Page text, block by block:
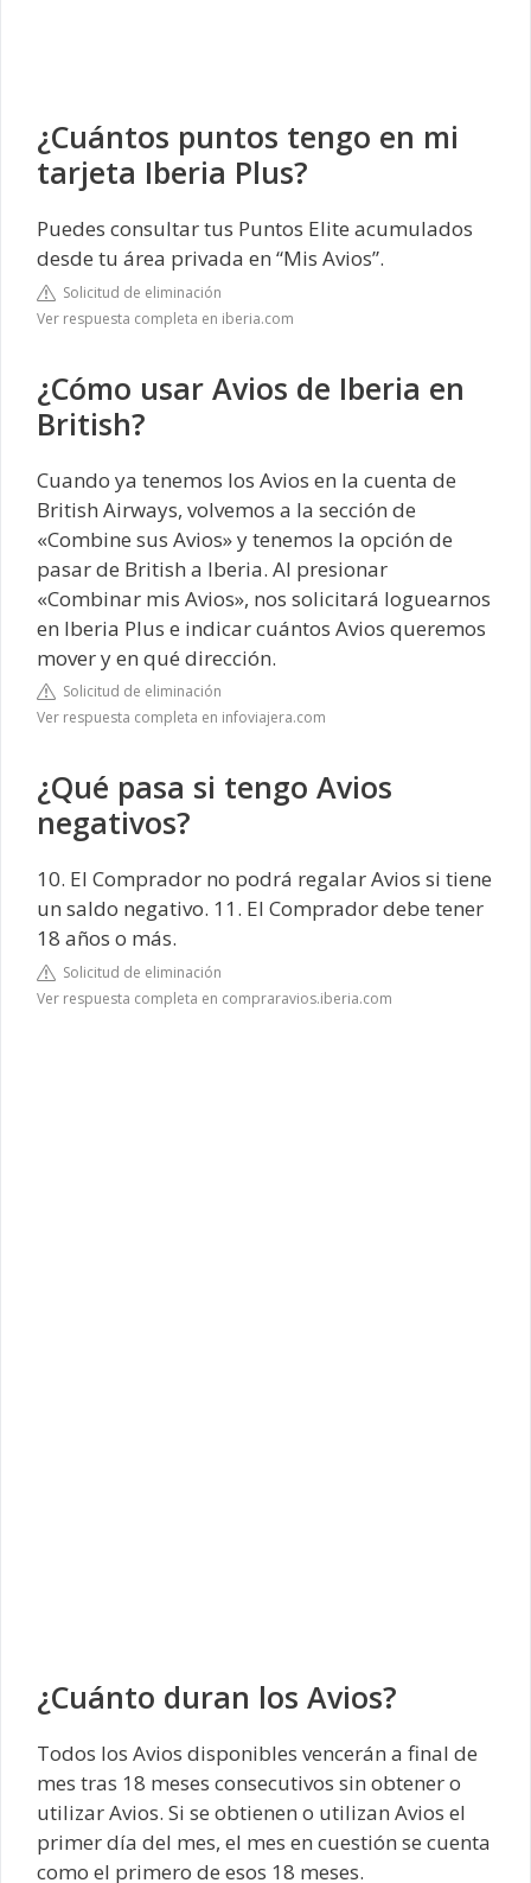
¿Cuántos puntos tengo en mi
tarjeta Iberia Plus?
Puedes consultar tus Puntos Elite acumulados
desde tu área privada en “Mis Avios”.
Solicitud de eliminación
Ver respuesta completa en iberia.com
¿Cómo usar Avios de Iberia en
British?
Cuando ya tenemos los Avios en la cuenta de
British Airways, volvemos a la sección de
«Combine sus Avios» y tenemos la opción de
pasar de British a Iberia. Al presionar
«Combinar mis Avios», nos solicitará loguearnos
en Iberia Plus e indicar cuántos Avios queremos
mover y en qué dirección.
Solicitud de eliminación
Ver respuesta completa en infoviajera.com
¿Qué pasa si tengo Avios
negativos?
10. El Comprador no podrá regalar Avios si tiene
un saldo negativo. 11. El Comprador debe tener
18 años o más.
Solicitud de eliminación
Ver respuesta completa en compraravios.iberia.com
¿Cuánto duran los Avios?
Todos los Avios disponibles vencerán a final de
mes tras 18 meses consecutivos sin obtener o
utilizar Avios. Si se obtienen o utilizan Avios el
primer día del mes, el mes en cuestión se cuenta
como el primero de esos 18 meses.